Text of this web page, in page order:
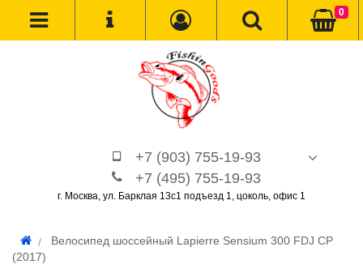
+7 (903) 755-19-93
+7 (495) 755-19-93
г. Москва, ул. Барклая 13с1 подъезд 1, цоколь, офис 1
0
Велосипед шоссейный Lapierre Sensium 300 FDJ CP
(2017)